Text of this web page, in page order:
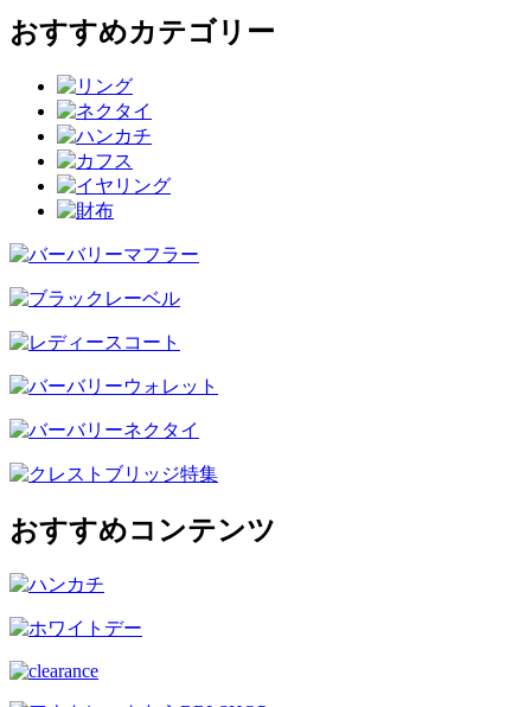
おすすめカテゴリー
おすすめコンテンツ